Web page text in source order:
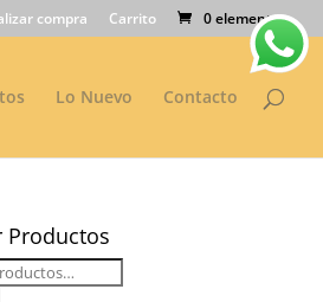
compra Carrito 0 elementos
Lo Nuevo Contacto
Productos